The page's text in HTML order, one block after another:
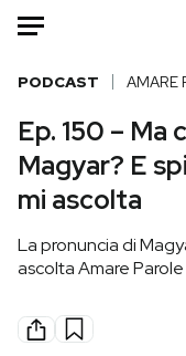
HOME
Italia
Politica
Tecnologia
Internet
Scienza
PODCAST AMARE
Ep. 150 – Ma
Magyar? E
mi ascolta
La pronuncia di
ascolta Amare Parole